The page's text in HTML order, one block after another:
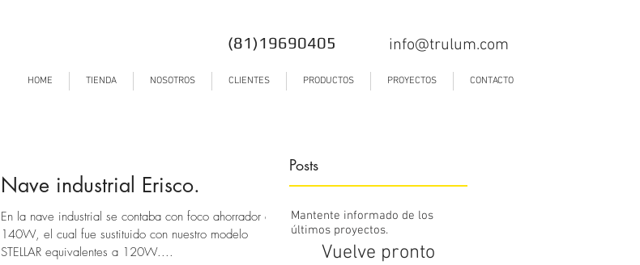
(81)19690405 info@trulum.com
HOME TIENDA NOSOTROS CLIENTES PRODUCTOS PROYECTOS CONTACTO
Nave industrial Erisco.
En la nave industrial se contaba con foco ahorrador de
140W, el cual fue sustituido con nuestro modelo
STELLAR equivalentes a 120W....
Posts
Vuelve pronto
Mantente informado de los
últimos proyectos.